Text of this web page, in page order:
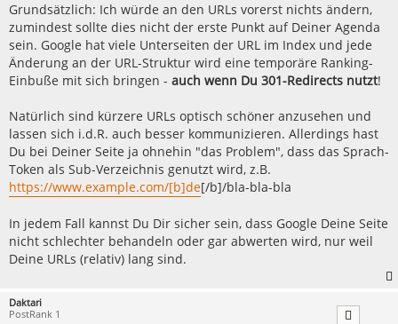
Grundsätzlich: Ich würde an den URLs vorerst nichts ändern,
zumindest sollte dies nicht der erste Punkt auf Deiner Agenda
sein. Google hat viele Unterseiten der URL im Index und jede
Änderung an der URL-Struktur wird eine temporäre Ranking-
Einbuße mit sich bringen - auch wenn Du 301-Redirects nutzt!
Natürlich sind kürzere URLs optisch schöner anzusehen und
lassen sich i.d.R. auch besser kommunizieren. Allerdings hast
Du bei Deiner Seite ja ohnehin "das Problem", dass das Sprach-
Token als Sub-Verzeichnis genutzt wird, z.B.
https://www.example.com/[b]de[/b]/bla-bla-bla
In jedem Fall kannst Du Dir sicher sein, dass Google Deine Seite
nicht schlechter behandeln oder gar abwerten wird, nur weil
Deine URLs (relativ) lang sind.
Daktari
PostRank 1